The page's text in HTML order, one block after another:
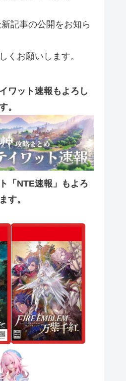
記事の公開をお知ら
くお願いします。
ワット速報もよろし
。
「NTE速報」もよろ
す。